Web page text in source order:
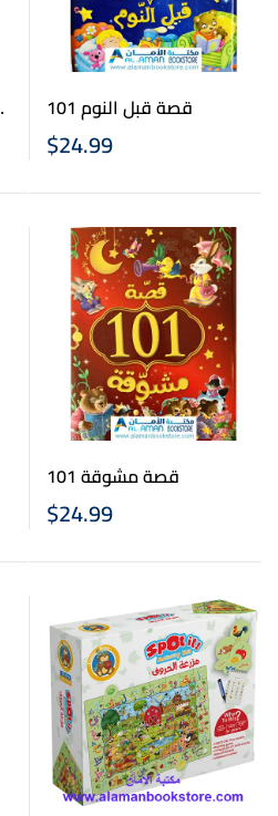
101 قصة قبل النوم
$24.99
101 قصة مشوقة
$24.99